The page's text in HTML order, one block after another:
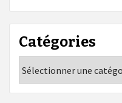
Catégories